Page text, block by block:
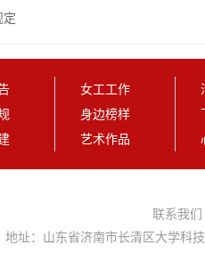
定
女工工作
身边榜样
艺术作品
联系我们
地址：山东省济南市长清区大学科